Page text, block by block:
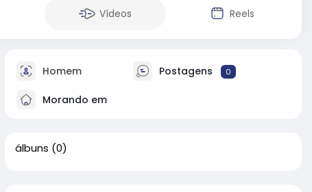
Vídeos Reels
Homem Postagens 0
Morando em
álbuns (0)